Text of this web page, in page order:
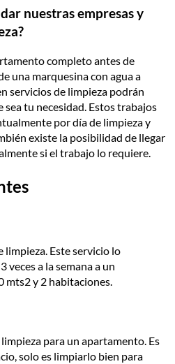
nuestras empresas y
completo antes de
una marquesina con agua a
servicios de limpieza podrán
tu necesidad. Estos trabajos
por día de limpieza y
existe la posibilidad de llegar
si el trabajo lo requiere.
limpieza. Este servicio lo
veces a la semana a un
mts2 y 2 habitaciones.
para un apartamento. Es
solo es limpiarlo bien para